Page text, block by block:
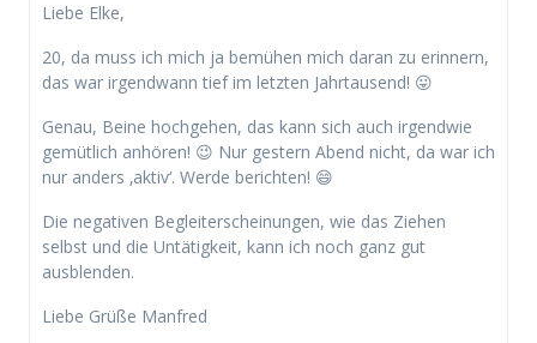
Liebe Elke,
20, da muss ich mich ja bemühen mich daran zu erinnern,
das war irgendwann tief im letzten Jahrtausend! 😛
Genau, Beine hochgehen, das kann sich auch irgendwie
gemütlich anhören! 😉 Nur gestern Abend nicht, da war ich
nur anders ‚aktiv‘. Werde berichten! 😄
Die negativen Begleiterscheinungen, wie das Ziehen
selbst und die Untätigkeit, kann ich noch ganz gut
ausblenden.
Liebe Grüße Manfred